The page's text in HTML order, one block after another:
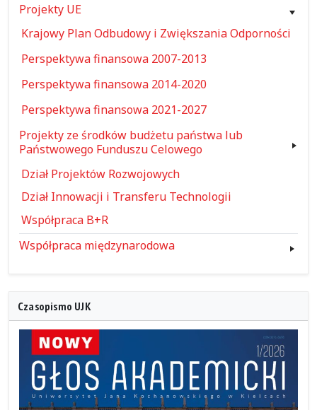
Projekty UE
Krajowy Plan Odbudowy i Zwiększania Odporności
Perspektywa finansowa 2007-2013
Perspektywa finansowa 2014-2020
Perspektywa finansowa 2021-2027
Projekty ze środków budżetu państwa lub
Państwowego Funduszu Celowego
Dział Projektów Rozwojowych
Dział Innowacji i Transferu Technologii
Współpraca B+R
Współpraca międzynarodowa
Czasopismo UJK